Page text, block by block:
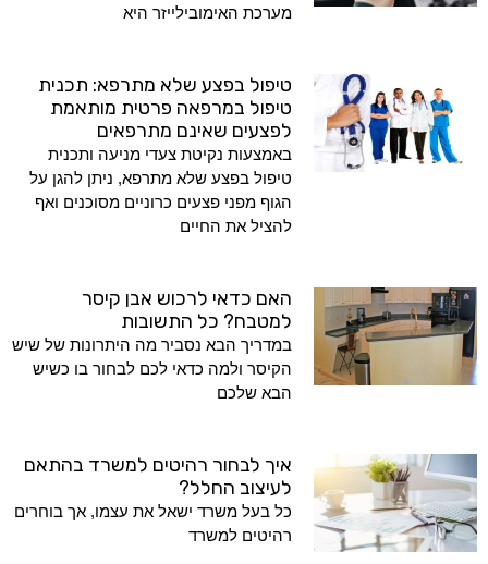
מערכת האימובילייזר היא
טיפול בפצע שלא מתרפא: תכנית
טיפול במרפאה פרטית מותאמת
לפצעים שאינם מתרפאים
באמצעות נקיטת צעדי מניעה ותכנית
טיפול בפצע שלא מתרפא, ניתן להגן על
הגוף מפני פצעים כרוניים מסוכנים ואף
להציל את החיים
האם כדאי לרכוש אבן קיסר
למטבח? כל התשובות
במדריך הבא נסביר מה היתרונות של שיש
הקיסר ולמה כדאי לכם לבחור בו כשיש
הבא שלכם
איך לבחור רהיטים למשרד בהתאם
לעיצוב החלל?
כל בעל משרד ישאל את עצמו, אך בוחרים
רהיטים למשרד